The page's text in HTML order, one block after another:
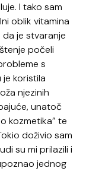
I tako sam
oblik vitamina
da je stvaranje
počeli
s
je koristila
njezinih
unatoč
kozmetika” te
doživio sam
su mi prilazili i
jednog